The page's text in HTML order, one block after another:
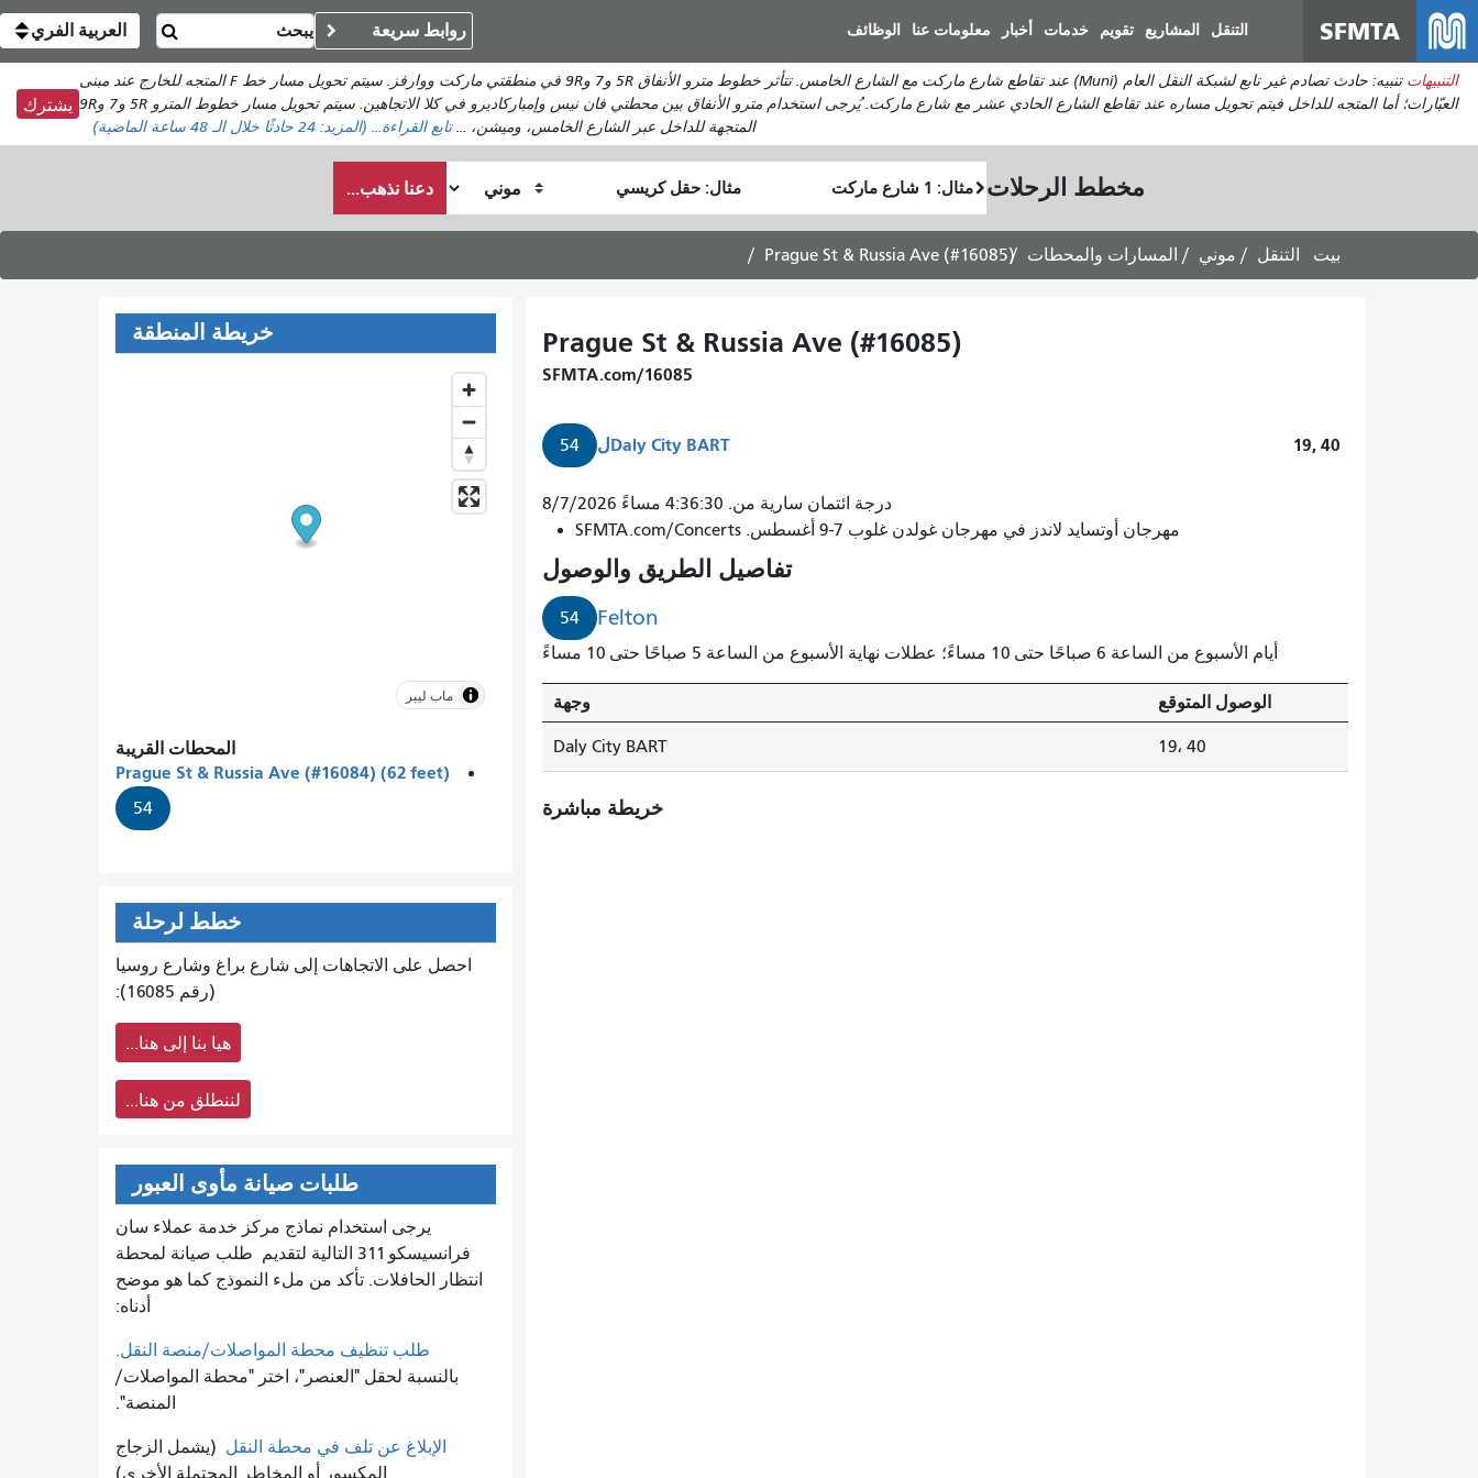
المحتوى
الرئيسي
SFMTA التنقل المشاريع تقويم خدمات أخبار معلومات عنا الوظائف روابط سريعة العربية الفري
التنبيهات
تنبيه: حادث تصادم غير تابع لشبكة النقل العام (Muni) عند تقاطع شارع ماركت مع الشارع الخامس. تتأثر خطوط مترو الأنفاق 5R و7 و9R في منطقتي ماركت ووارفز. سيتم تحويل مسار خط F المتجه للخارج عند مبنى
العبّارات؛ أما المتجه للداخل فيتم تحويل مساره عند تقاطع الشارع الحادي عشر مع شارع ماركت. يُرجى استخدام مترو الأنفاق بين محطتي فان نيس وإمباركاديرو في كلا الاتجاهين. سيتم تحويل مسار خطوط المترو 5R و7 و9R
المتجهة للداخل عبر الشارع الخامس، وميشن، ...تابع القراءة... (المزيد: 24 حادثًا خلال الـ 48 ساعة الماضية)
يشترك
مخطط الرحلات
البداية
النهاية
كيف
أرغب
السفر
دعنا نذهب...
بيت التنقل موني المسارات والمحطات Prague St & Russia Ave (#16085)
Prague St & Russia Ave (#16085)
SFMTA.com/16085
54 لDaly City BART 19, 40
درجة ائتمان سارية من. 4:36:30 مساءً 8/7/2026
مهرجان أوتسايد لاندز في مهرجان غولدن غلوب 7-9 أغسطس. SFMTA.com/Concerts
تفاصيل الطريق والوصول
54 Felton
أيام الأسبوع من الساعة 6 صباحًا حتى 10 مساءً؛ عطلات نهاية الأسبوع من الساعة 5 صباحًا حتى 10 مساءً
وجهة الوصول المتوقع
Daly City BART 19، 40
خريطة مباشرة
خريطة المنطقة
ماب ليبر
المحطات القريبة
Prague St & Russia Ave (#16084) (62 feet)
54
خطط لرحلة
احصل على الاتجاهات إلى شارع براغ وشارع روسيا
(رقم 16085):
هيا بنا إلى هنا...
لننطلق من هنا...
طلبات صيانة مأوى العبور
يرجى استخدام نماذج مركز خدمة عملاء سان
فرانسيسكو 311 التالية لتقديم
طلب صيانة لمحطة
انتظار الحافلات. تأكد من ملء النموذج كما هو موضح
أدناه:
طلب تنظيف محطة المواصلات/منصة النقل.
بالنسبة لحقل "العنصر"، اختر "محطة المواصلات/
المنصة".
الإبلاغ عن تلف في محطة النقل (يشمل الزجاج
المكسور أو المخاطر المحتملة الأخرى)